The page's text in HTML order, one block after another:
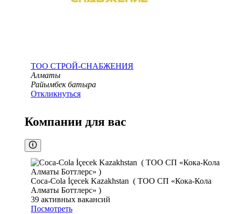
ТОО СТРОЙ-СНАБЖЕНИЯ
Алматы
Райымбек батыра
Откликнуться
Компании для вас
Coca-Cola İçecek Kazakhstan ( ТОО СП «Кока-Кола
Алматы Боттлерс» )
39 активных вакансий
Посмотреть